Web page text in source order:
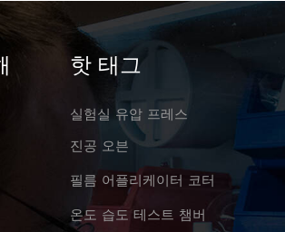
핫 태그
실험실 유압 프레스
진공 오븐
필름 어플리케이터 코터
온도 습도 테스트 챔버